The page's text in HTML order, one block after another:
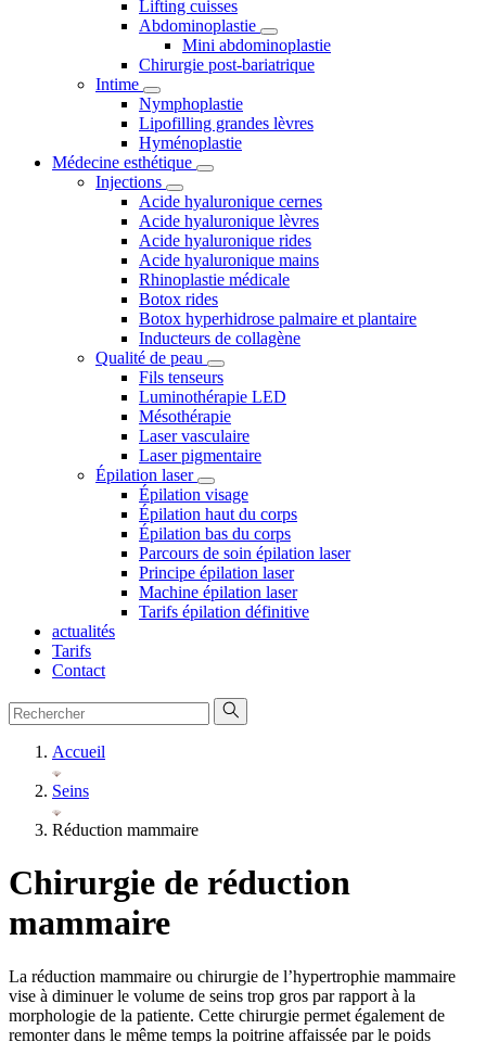
Lifting cuisses
Abdominoplastie
Mini abdominoplastie
Chirurgie post-bariatrique
Intime
Nymphoplastie
Lipofilling grandes lèvres
Hyménoplastie
Médecine esthétique
Injections
Acide hyaluronique cernes
Acide hyaluronique lèvres
Acide hyaluronique rides
Acide hyaluronique mains
Rhinoplastie médicale
Botox rides
Botox hyperhidrose palmaire et plantaire
Inducteurs de collagène
Qualité de peau
Fils tenseurs
Luminothérapie LED
Mésothérapie
Laser vasculaire
Laser pigmentaire
Épilation laser
Épilation visage
Épilation haut du corps
Épilation bas du corps
Parcours de soin épilation laser
Principe épilation laser
Machine épilation laser
Tarifs épilation définitive
actualités
Tarifs
Contact
Accueil
Seins
Réduction mammaire
Chirurgie de réduction
mammaire
La réduction mammaire ou chirurgie de l’hypertrophie mammaire
vise à diminuer le volume de seins trop gros par rapport à la
morphologie de la patiente. Cette chirurgie permet également de
remonter dans le même temps la poitrine affaissée par le poids